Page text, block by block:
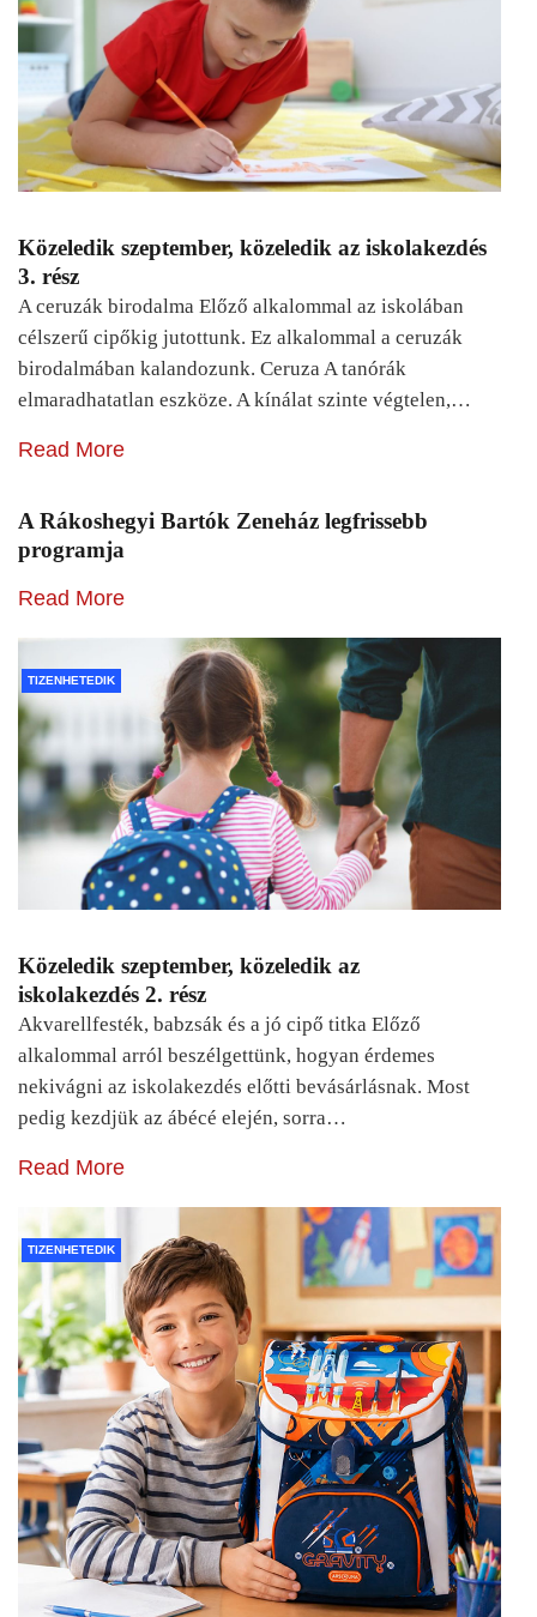
Közeledik szeptember, közeledik az iskolakezdés
3. rész
A ceruzák birodalma Előző alkalommal az iskolában
célszerű cipőkig jutottunk. Ez alkalommal a ceruzák
birodalmában kalandozunk. Ceruza A tanórák
elmaradhatatlan eszköze. A kínálat szinte végtelen,…
Read More
A Rákoshegyi Bartók Zeneház legfrissebb
programja
Read More
TIZENHETEDIK
Közeledik szeptember, közeledik az
iskolakezdés 2. rész
Akvarellfesték, babzsák és a jó cipő titka Előző
alkalommal arról beszélgettünk, hogyan érdemes
nekivágni az iskolakezdés előtti bevásárlásnak. Most
pedig kezdjük az ábécé elején, sorra…
Read More
TIZENHETEDIK